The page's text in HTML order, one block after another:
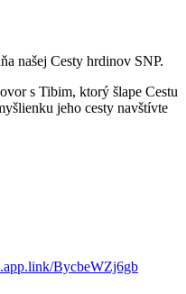
našej Cesty hrdinov SNP.
s Tibim, ktorý šlape Cestu
jeho cesty navštívte
BycbeWZj6gb